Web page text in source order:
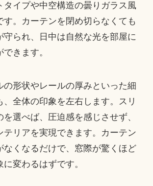
タイプや中空構造の曇りガラス風
す。カーテンを閉め切らなくても
守られ、日中は自然な光を部屋に
きます。
の形状やレールの厚みといった細
、全体の印象を左右します。スリ
選べば、圧迫感を感じさせず、
テリアを実現できます。カーテン
なくなるだけで、窓際が驚くほど
変わるはずです。